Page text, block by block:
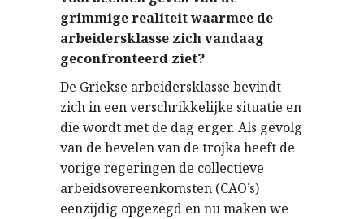
grimmige realiteit waarmee de
arbeidersklasse zich vandaag
geconfronteerd ziet?
De Griekse arbeidersklasse bevindt
zich in een verschrikkelijke situatie en
die wordt met de dag erger. Als gevolg
van de bevelen van de trojka heeft de
vorige regeringen de collectieve
arbeidsovereenkomsten (CAO’s)
eenzijdig opgezegd en nu maken we